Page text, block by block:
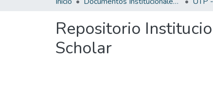
Repositorio
Scholar